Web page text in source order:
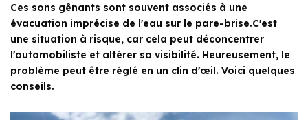
Ces sons gênants sont souvent associés à une
évacuation imprécise de l'eau sur le pare-brise.C'est
une situation à risque, car cela peut déconcentrer
l'automobiliste et altérer sa visibilité. Heureusement, le
problème peut être réglé en un clin d'œil. Voici quelques
conseils.